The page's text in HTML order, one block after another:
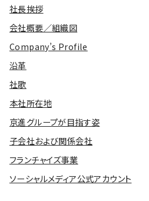
社長挨拶
会社概要／組織図
Company’s Profile
沿革
社歌
本社所在地
京進グループが目指す姿
子会社および関係会社
フランチャイズ事業
ソーシャルメディア公式アカウント